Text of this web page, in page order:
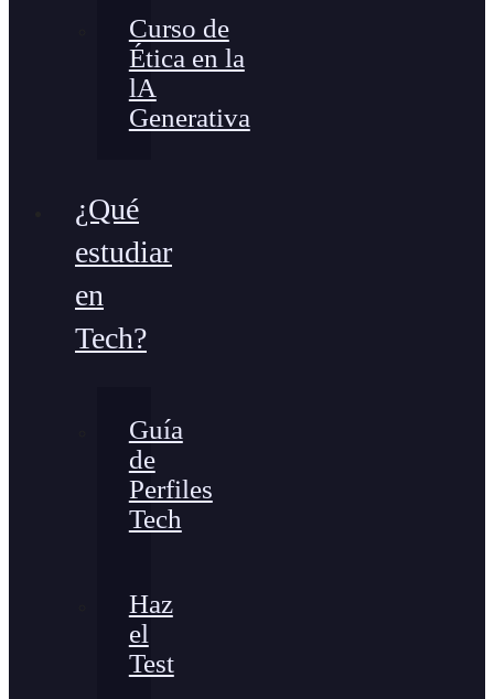
Curso de
Ética en la
lA
Generativa
¿Qué
estudiar
en
Tech?
Guía
de
Perfiles
Tech
Haz
el
Test